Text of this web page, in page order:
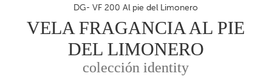
DG- VF 200 Al pie del Limonero
VELA FRAGANCIA AL PIE
DEL LIMONERO
colección identity